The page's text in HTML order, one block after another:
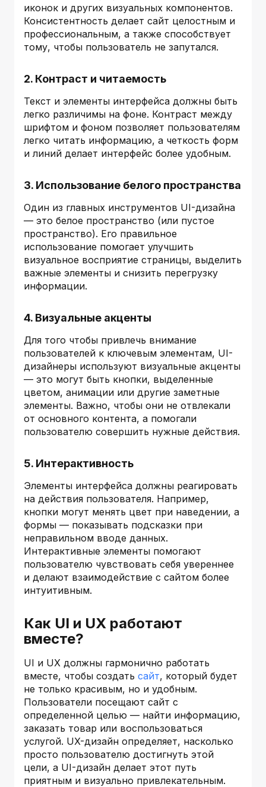
иконок и других визуальных компонентов.
Консистентность делает сайт целостным и
профессиональным, а также способствует
тому, чтобы пользователь не запутался.
2. Контраст и читаемость
Текст и элементы интерфейса должны быть
легко различимы на фоне. Контраст между
шрифтом и фоном позволяет пользователям
легко читать информацию, а четкость форм
и линий делает интерфейс более удобным.
3. Использование белого пространства
Один из главных инструментов UI-дизайна
— это белое пространство (или пустое
пространство). Его правильное
использование помогает улучшить
визуальное восприятие страницы, выделить
важные элементы и снизить перегрузку
информации.
4. Визуальные акценты
Для того чтобы привлечь внимание
пользователей к ключевым элементам, UI-
дизайнеры используют визуальные акценты
— это могут быть кнопки, выделенные
цветом, анимации или другие заметные
элементы. Важно, чтобы они не отвлекали
от основного контента, а помогали
пользователю совершить нужные действия.
5. Интерактивность
Элементы интерфейса должны реагировать
на действия пользователя. Например,
кнопки могут менять цвет при наведении, а
формы — показывать подсказки при
неправильном вводе данных.
Интерактивные элементы помогают
пользователю чувствовать себя увереннее
и делают взаимодействие с сайтом более
интуитивным.
Как UI и UX работают
вместе?
UI и UX должны гармонично работать
вместе, чтобы создать сайт, который будет
не только красивым, но и удобным.
Пользователи посещают сайт с
определенной целью — найти информацию,
заказать товар или воспользоваться
услугой. UX-дизайн определяет, насколько
просто пользователю достигнуть этой
цели, а UI-дизайн делает этот путь
приятным и визуально привлекательным.